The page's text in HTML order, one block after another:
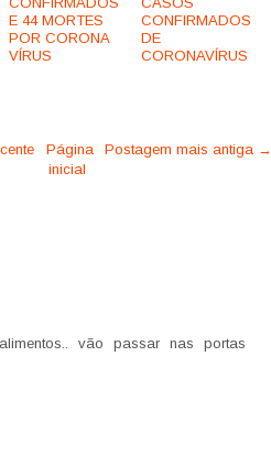
E 44 MORTES
POR CORONA
VÍRUS
CONFIRMADOS
DE
CORONAVÍRUS
Postagem mais antiga →
Página
inicial
vão passar nas portas